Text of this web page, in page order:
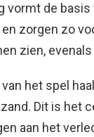
vormt de
zorgen zo
zien,
het spel
Dit is het
aan het